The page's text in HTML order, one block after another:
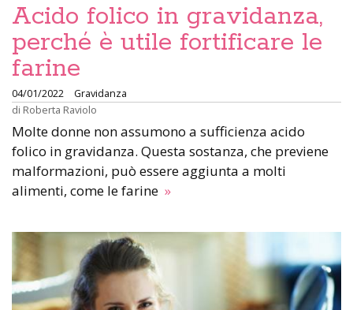
Acido folico in gravidanza,
perché è utile fortificare le
farine
04/01/2022
Gravidanza
di Roberta Raviolo
Molte donne non assumono a sufficienza acido
folico in gravidanza. Questa sostanza, che previene
malformazioni, può essere aggiunta a molti
alimenti, come le farine »